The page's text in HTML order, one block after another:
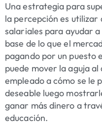
Una estrategia para
la percepción es utilizar
salariales para ayudar
base de lo que el
pagando por un puesto
puede mover la aguja
empleado a cómo se le
deseable luego
ganar más dinero a
educación.